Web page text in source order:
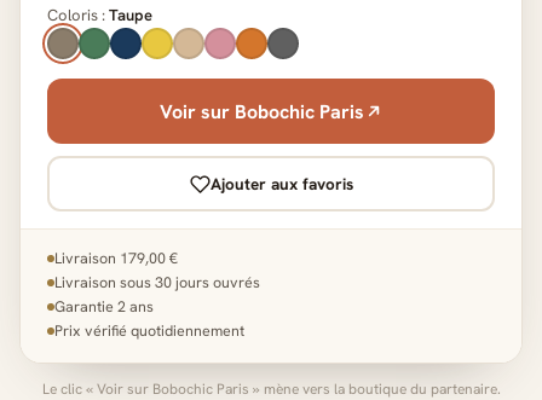
Coloris :Taupe
Voir sur Bobochic Paris
Ajouter aux favoris
Livraison 179,00 €
Livraison sous 30 jours ouvrés
Garantie 2 ans
Prix vérifié quotidiennement
Le clic « Voir sur Bobochic Paris » mène vers la boutique du partenaire.